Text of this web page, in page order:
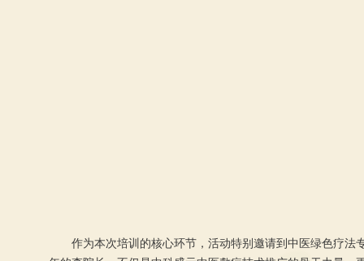
作为本次培训的核心环节，活动特别邀请到中医绿色疗